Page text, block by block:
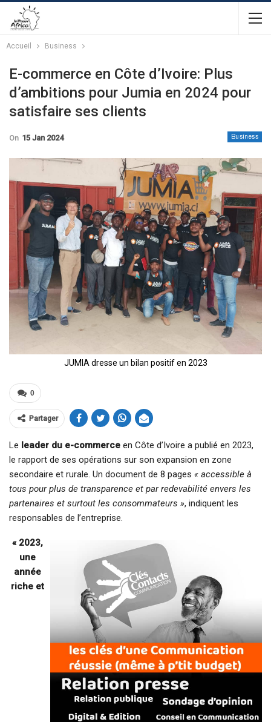
Accueil Business
E-commerce en Côte d’Ivoire: Plus
d’ambitions pour Jumia en 2024 pour
satisfaire ses clients
Business
On 15 Jan 2024
JUMIA dresse un bilan positif en 2023
0
Partager
Le leader du e-commerce en Côte d’Ivoire a publié en 2023,
le rapport de ses opérations sur son expansion en zone
secondaire et rurale. Un document de 8 pages « accessible à
tous pour plus de transparence et par redevabilité envers les
partenaires et surtout les consommateurs », indiquent les
responsables de l’entreprise.
« 2023,
une
année
riche et